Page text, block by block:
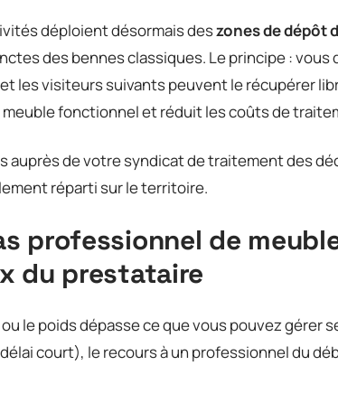
déploient désormais deszones de dépôt
des bennes classiques. Le principe : vous
les visiteurs suivants peuvent le récupérer
fonctionnel et réduit les coûts de
auprès de votre syndicat de traitement des
réparti sur le territoire.
professionnel de
du prestataire
le poids dépasse ce que vous pouvez gérer
court), le recours à un professionnel du